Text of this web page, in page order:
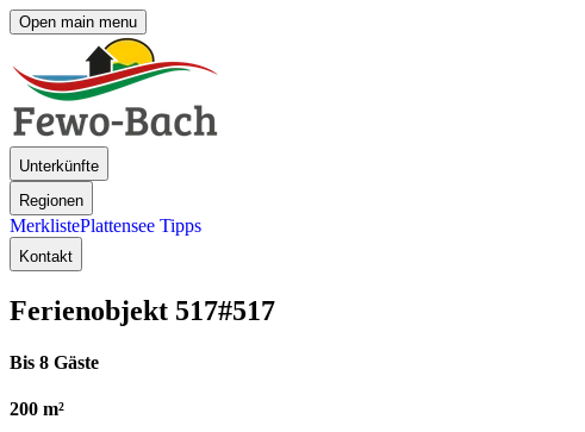
Open main menu
Unterkünfte
Regionen
MerklistePlattensee Tipps
Kontakt
Ferienobjekt 517#517
Bis 8 Gäste
200 m²